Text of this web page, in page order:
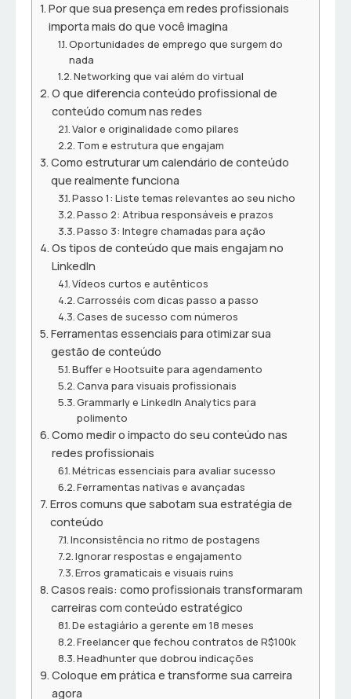
Por que sua presença em redes profissionais
importa mais do que você imagina
Oportunidades de emprego que surgem do
nada
Networking que vai além do virtual
O que diferencia conteúdo profissional de
conteúdo comum nas redes
Valor e originalidade como pilares
Tom e estrutura que engajam
Como estruturar um calendário de conteúdo
que realmente funciona
Passo 1: Liste temas relevantes ao seu nicho
Passo 2: Atribua responsáveis e prazos
Passo 3: Integre chamadas para ação
Os tipos de conteúdo que mais engajam no
LinkedIn
Vídeos curtos e autênticos
Carrosséis com dicas passo a passo
Cases de sucesso com números
Ferramentas essenciais para otimizar sua
gestão de conteúdo
Buffer e Hootsuite para agendamento
Canva para visuais profissionais
Grammarly e LinkedIn Analytics para
polimento
Como medir o impacto do seu conteúdo nas
redes profissionais
Métricas essenciais para avaliar sucesso
Ferramentas nativas e avançadas
Erros comuns que sabotam sua estratégia de
conteúdo
Inconsistência no ritmo de postagens
Ignorar respostas e engajamento
Erros gramaticais e visuais ruins
Casos reais: como profissionais transformaram
carreiras com conteúdo estratégico
De estagiário a gerente em 18 meses
Freelancer que fechou contratos de R$100k
Headhunter que dobrou indicações
Coloque em prática e transforme sua carreira
agora